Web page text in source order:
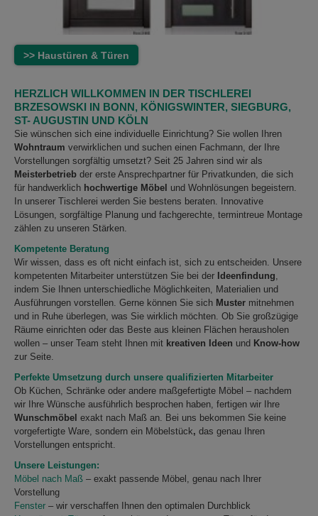
>> Haustüren & Türen
HERZLICH WILLKOMMEN IN DER TISCHLEREI
BRZESOWSKI IN BONN, KÖNIGSWINTER, SIEGBURG,
ST- AUGUSTIN UND KÖLN
Sie wünschen sich eine individuelle Einrichtung? Sie wollen Ihren
Wohntraum verwirklichen und suchen einen Fachmann, der Ihre
Vorstellungen sorgfältig umsetzt? Seit 25 Jahren sind wir als
Meisterbetrieb der erste Ansprechpartner für Privatkunden, die sich
für handwerklich hochwertige Möbel und Wohnlösungen begeistern.
In unserer Tischlerei werden Sie bestens beraten. Innovative
Lösungen, sorgfältige Planung und fachgerechte, termintreue Montage
zählen zu unseren Stärken.
Kompetente Beratung
Wir wissen, dass es oft nicht einfach ist, sich zu entscheiden. Unsere
kompetenten Mitarbeiter unterstützen Sie bei der Ideenfindung
indem Sie Ihnen unterschiedliche Möglichkeiten, Materialien und
Ausführungen vorstellen. Gerne können Sie sich Muster mitnehmen
und in Ruhe überlegen, was Sie wirklich möchten. Ob Sie großzügige
Räume einrichten oder das Beste aus kleinen Flächen herausholen
wollen – unser Team steht Ihnen mit kreativen Ideen und Know-how
zur Seite.
Perfekte Umsetzung durch unsere qualifizierten Mitarbeiter
Ob Küchen, Schränke oder andere maßgefertigte Möbel – nachdem
wir Ihre Wünsche ausführlich besprochen haben, fertigen wir Ihre
Wunschmöbel exakt nach Maß an. Bei uns bekommen Sie keine
vorgefertigte Ware, sondern ein Möbelstück, das genau Ihren
Vorstellungen entspricht.
Unsere Leistungen:
Möbel nach Maß – exakt passende Möbel, genau nach Ihrer
Vorstellung
Fenster – wir verschaffen Ihnen den optimalen Durchblick